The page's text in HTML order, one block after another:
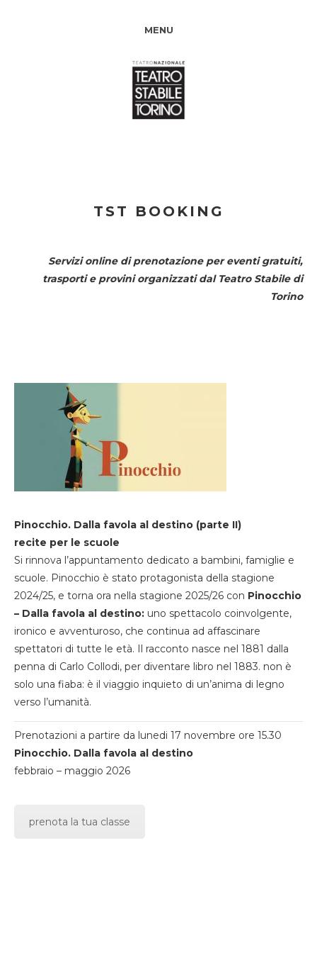
MENU
TST BOOKING
Servizi online di prenotazione per eventi gratuiti,
trasporti e provini organizzati dal Teatro Stabile di
Torino
Pinocchio. Dalla favola al destino (parte II)
recite per le scuole
Si rinnova l’appuntamento dedicato a bambini, famiglie e
scuole. Pinocchio è stato protagonista della stagione
2024/25, e torna ora nella stagione 2025/26 con Pinocchio
– Dalla favola al destino: uno spettacolo coinvolgente,
ironico e avventuroso, che continua ad affascinare
spettatori di tutte le età. Il racconto nasce nel 1881 dalla
penna di Carlo Collodi, per diventare libro nel 1883. non è
solo una fiaba: è il viaggio inquieto di un’anima di legno
verso l’umanità.
Prenotazioni a partire da lunedi 17 novembre ore 15.30
Pinocchio. Dalla favola al destino
febbraio – maggio 2026
prenota la tua classe